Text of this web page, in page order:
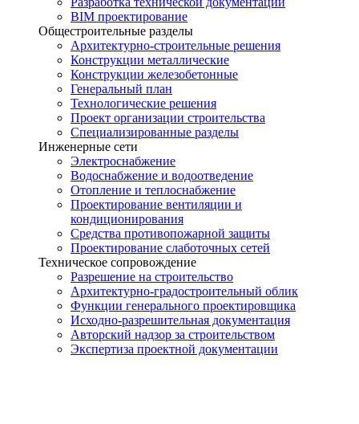
BIM проектирование
Общестроительные разделы
Архитектурно-строительные решения
Конструкции металлические
Конструкции железобетонные
Генеральный план
Технологические решения
Проект организации строительства
Специализированные разделы
Инженерные сети
Электроснабжение
Водоснабжение и водоотведение
Отопление и теплоснабжение
Проектирование вентиляции и
кондиционирования
Средства противопожарной защиты
Проектирование слаботочных сетей
Техническое сопровождение
Разрешение на строительство
Архитектурно-градостроительный облик
Функции генерального проектировщика
Исходно-разрешительная документация
Авторский надзор за строительством
Экспертиза проектной документации